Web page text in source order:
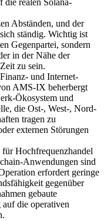
die realen Solana-
Abständen, und der
ständig. Wichtig ist
Gegenpartei, sondern
in der Nähe der
zu sein.
und Internet-
AMS-IX beherbergt
Ökosystem und
die Ost-, West-, Nord-
tragen zu
externen Störungen
für Hochfrequenzhandel
Anwendungen sind
erfordert geringe
gegenüber
gebaute
die operativen